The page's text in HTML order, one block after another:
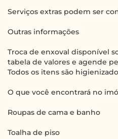
Serviços extras podem ser
Outras informações
Troca de enxoval disponível
tabela de valores e agende
Todos os itens são
O que você encontrará no
Roupas de cama e banho
Toalha de piso